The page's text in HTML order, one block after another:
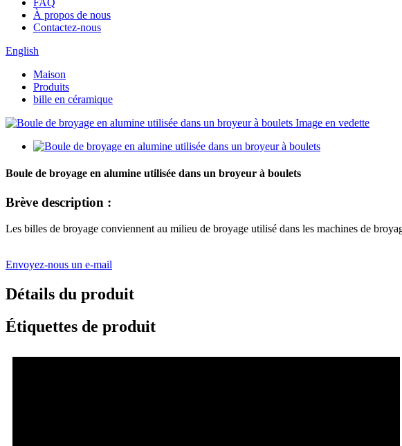
FAQ
À propos de nous
Contactez-nous
English
Maison
Produits
bille en céramique
Boule de broyage en alumine utilisée dans un broyeur à boulets
Brève description :
Les billes de broyage conviennent au milieu de broyage utilisé dans les machines de
Envoyez-nous un e-mail
Détails du produit
Étiquettes de produit